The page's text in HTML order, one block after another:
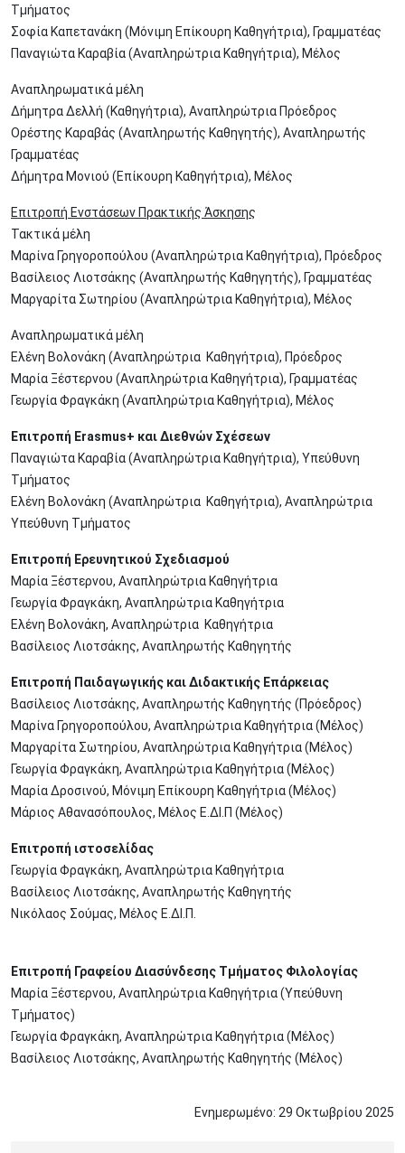
Τμήματος
Σοφία Καπετανάκη (Μόνιμη Επίκουρη Καθηγήτρια), Γραμματέας
Παναγιώτα Καραβία (Αναπληρώτρια Καθηγήτρια), Μέλος
Αναπληρωματικά μέλη
Δήμητρα Δελλή (Καθηγήτρια), Αναπληρώτρια Πρόεδρος
Ορέστης Καραβάς (Αναπληρωτής Καθηγητής), Αναπληρωτής
Γραμματέας
Δήμητρα Μονιού (Επίκουρη Καθηγήτρια), Μέλος
Επιτροπή Ενστάσεων Πρακτικής Άσκησης
Τακτικά μέλη
Μαρίνα Γρηγοροπούλου (Αναπληρώτρια Καθηγήτρια), Πρόεδρος
Βασίλειος Λιοτσάκης (Αναπληρωτής Καθηγητής), Γραμματέας
Μαργαρίτα Σωτηρίου (Αναπληρώτρια Καθηγήτρια), Μέλος
Αναπληρωματικά μέλη
Ελένη Βολονάκη (Αναπληρώτρια Καθηγήτρια), Πρόεδρος
Μαρία Ξέστερνου (Αναπληρώτρια Καθηγήτρια), Γραμματέας
Γεωργία Φραγκάκη (Αναπληρώτρια Καθηγήτρια), Μέλος
Επιτροπή Εrasmus+ και Διεθνών Σχέσεων
Παναγιώτα Καραβία (Αναπληρώτρια Καθηγήτρια), Υπεύθυνη
Τμήματος
Ελένη Βολονάκη (Αναπληρώτρια Καθηγήτρια), Αναπληρώτρια
Υπεύθυνη Τμήματος
Επιτροπή Ερευνητικού Σχεδιασμού
Μαρία Ξέστερνου, Αναπληρώτρια Καθηγήτρια
Γεωργία Φραγκάκη, Αναπληρώτρια Καθηγήτρια
Ελένη Βολονάκη, Αναπληρώτρια Καθηγήτρια
Βασίλειος Λιοτσάκης, Αναπληρωτής Καθηγητής
Επιτροπή Παιδαγωγικής και Διδακτικής Επάρκειας
Βασίλειος Λιοτσάκης, Αναπληρωτής Καθηγητής (Πρόεδρος)
Μαρίνα Γρηγοροπούλου, Αναπληρώτρια Καθηγήτρια (Μέλος)
Μαργαρίτα Σωτηρίου, Αναπληρώτρια Καθηγήτρια (Μέλος)
Γεωργία Φραγκάκη, Αναπληρώτρια Καθηγήτρια (Μέλος)
Μαρία Δροσινού, Μόνιμη Επίκουρη Καθηγήτρια (Μέλος)
Μάριος Αθανασόπουλος, Μέλος Ε.ΔΙ.Π (Μέλος)
Επιτροπή ιστοσελίδας
Γεωργία Φραγκάκη, Αναπληρώτρια Καθηγήτρια
Βασίλειος Λιοτσάκης, Αναπληρωτής Καθηγητής
Νικόλαος Σούμας, Μέλος Ε.ΔΙ.Π.
Επιτροπή Γραφείου Διασύνδεσης Τμήματος Φιλολογίας
Μαρία Ξέστερνου, Αναπληρώτρια Καθηγήτρια (Υπεύθυνη
Τμήματος)
Γεωργία Φραγκάκη, Αναπληρώτρια Καθηγήτρια (Μέλος)
Βασίλειος Λιοτσάκης, Αναπληρωτής Καθηγητής (Μέλος)
Ενημερωμένο: 29 Οκτωβρίου 2025